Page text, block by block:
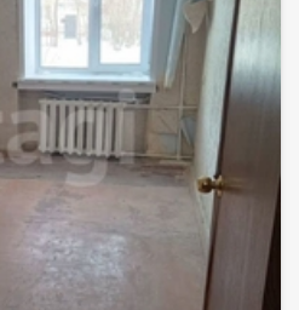
пожалуйста, сообщите